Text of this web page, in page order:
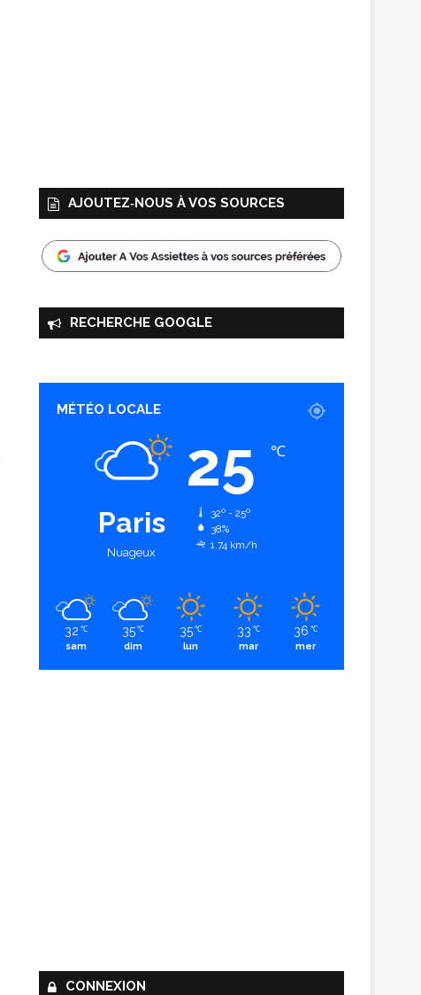
AJOUTEZ‑NOUS À VOS SOURCES
RECHERCHE GOOGLE
MÉTÉO LOCALE
Paris
Nuageux
25 ℃
32º - 25º
38%
1.74 km/h
32 ℃
sam
35 ℃
dim
35 ℃
lun
33 ℃
mar
36 ℃
mer
CONNEXION